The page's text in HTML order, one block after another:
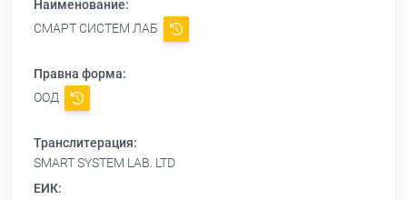
Наименование:
СМАРТ СИСТЕМ ЛАБ
Правна форма:
ООД
Транслитерация:
SMART SYSTEM LAB. LTD
ЕИК: